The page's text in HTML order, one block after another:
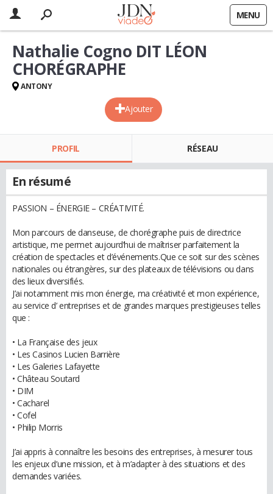
MENU
Ajouter
Nathalie Cogno DIT LÉON
CHORÉGRAPHE
ANTONY
PROFIL RÉSEAU
En résumé
PASSION – ÉNERGIE – CRÉATIVITÉ.
Mon parcours de danseuse, de chorégraphe puis de directrice
artistique, me permet aujourd’hui de maîtriser parfaitement la
création de spectacles et d’événements.Que ce soit sur des scènes
nationales ou étrangères, sur des plateaux de télévisions ou dans
des lieux diversifiés.
J’ai notamment mis mon énergie, ma créativité et mon expérience,
au service d’ entreprises et de grandes marques prestigieuses telles
que :
• La Française des jeux
• Les Casinos Lucien Barrière
• Les Galeries Lafayette
• Château Soutard
• DIM
• Cacharel
• Cofel
• Philip Morris
J’ai appris à connaître les besoins des entreprises, à mesurer tous
les enjeux d’une mission, et à m’adapter à des situations et des
demandes variées.